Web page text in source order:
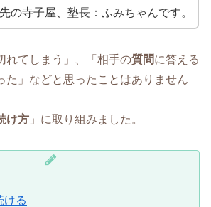
の寺子屋、塾長：ふみちゃんです。
れてしまう」、「相手の質問に答える
た」などと思ったことはありません
け方 」に取り組みました。
ける